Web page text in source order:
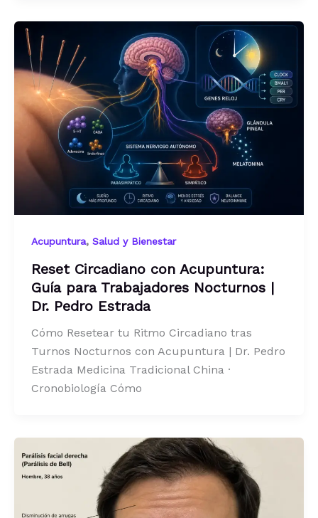
Acupuntura, Salud y Bienestar
Reset Circadiano con Acupuntura:
Guía para Trabajadores Nocturnos |
Dr. Pedro Estrada
Cómo Resetear tu Ritmo Circadiano tras
Turnos Nocturnos con Acupuntura | Dr. Pedro
Estrada Medicina Tradicional China ·
Cronobiología Cómo